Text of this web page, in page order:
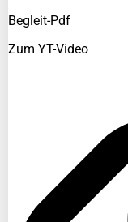
Begleit-Pdf
Zum YT-Video